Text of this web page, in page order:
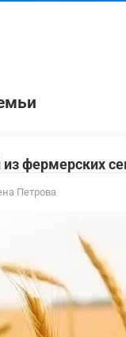
фермерских
Петрова